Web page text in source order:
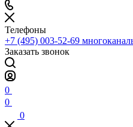
Телефоны
+7 (495) 003-52-69
Заказать звонок
0
0
0